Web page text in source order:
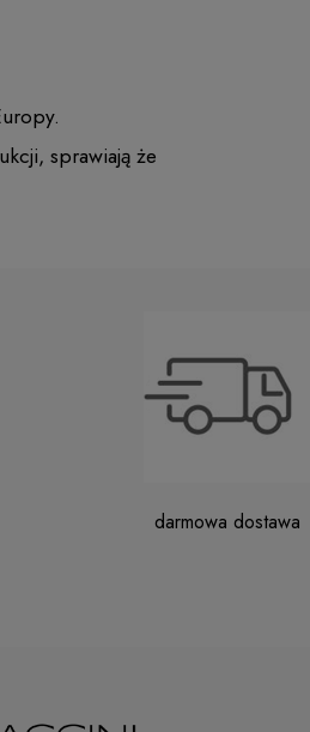
sprawiają że
darmowa dostawa